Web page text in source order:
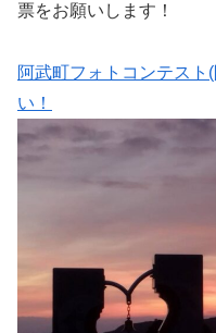
票をお願いします！
阿武町フォトコンテス
い！